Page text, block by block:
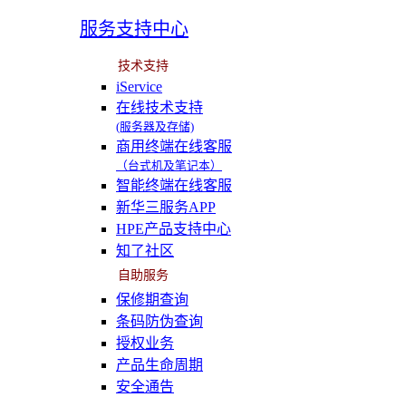
服务支持中心
技术支持
iService
在线技术支持
(服务器及存储)
商用终端在线客服
（台式机及笔记本）
智能终端在线客服
新华三服务APP
HPE产品支持中心
知了社区
自助服务
保修期查询
条码防伪查询
授权业务
产品生命周期
安全通告